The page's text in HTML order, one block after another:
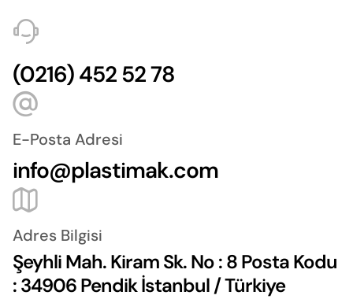
(0216) 452 52 78
E-Posta Adresi
info@plastimak.com
Adres Bilgisi
Şeyhli Mah. Kiram Sk. No : 8 Posta Kodu
: 34906 Pendik İstanbul / Türkiye